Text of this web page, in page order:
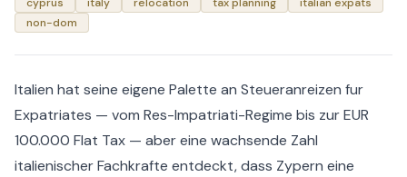
non-dom
Italien hat seine eigene Palette an Steueranreizen fur
Expatriates — vom Res-Impatriati-Regime bis zur EUR
100.000 Flat Tax — aber eine wachsende Zahl
italienischer Fachkrafte entdeckt, dass Zypern eine